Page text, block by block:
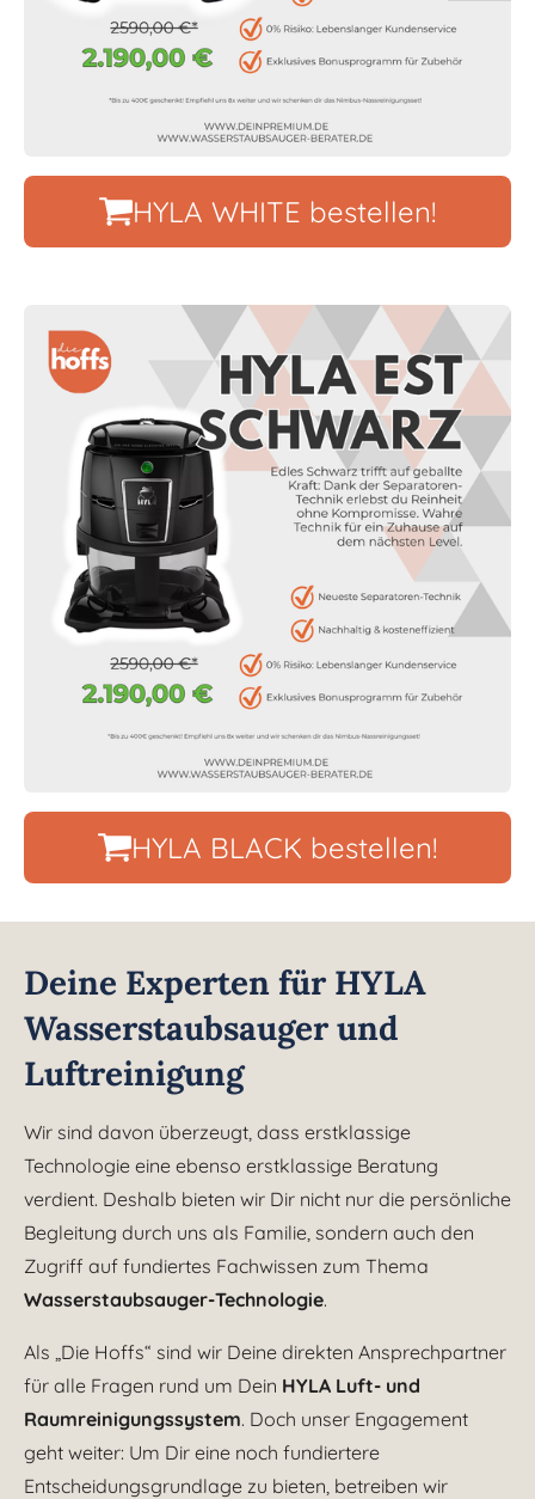
HYLA WHITE bestellen!
HYLA BLACK bestellen!
Deine Experten für HYLA
Wasserstaubsauger und
Luftreinigung
Wir sind davon überzeugt, dass erstklassige
Technologie eine ebenso erstklassige Beratung
verdient. Deshalb bieten wir Dir nicht nur die persönliche
Begleitung durch uns als Familie, sondern auch den
Zugriff auf fundiertes Fachwissen zum Thema
Wasserstaubsauger-Technologie.
Als „Die Hoffs“ sind wir Deine direkten Ansprechpartner
für alle Fragen rund um Dein HYLA Luft- und
Raumreinigungssystem. Doch unser Engagement
geht weiter: Um Dir eine noch fundiertere
Entscheidungsgrundlage zu bieten, betreiben wir